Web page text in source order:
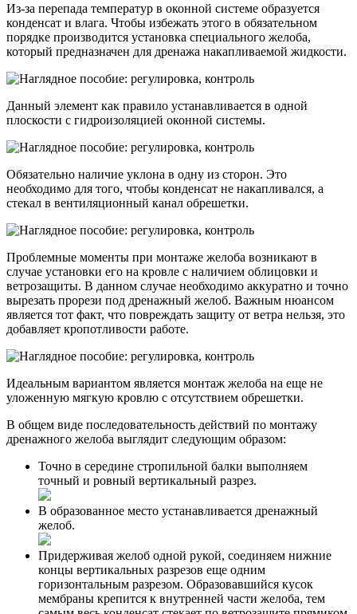
Из-за перепада температур в оконной системе образуется
конденсат и влага. Чтобы избежать этого в обязательном
порядке производится установка специального желоба,
который предназначен для дренажа накапливаемой жидкости.
Данный элемент как правило устанавливается в одной
плоскости с гидроизоляцией оконной системы.
Обязательно наличие уклона в одну из сторон. Это
необходимо для того, чтобы конденсат не накапливался, а
стекал в вентиляционный канал обрешетки.
Проблемные моменты при монтаже желоба возникают в
случае установки его на кровле с наличием облицовки и
ветрозащиты. В данном случае необходимо аккуратно и точно
вырезать прорези под дренажный желоб. Важным нюансом
является тот факт, что повреждать защиту от ветра нельзя, это
добавляет кропотливости работе.
Идеальным вариантом является монтаж желоба на еще не
уложенную мягкую кровлю с отсутствием обрешетки.
В общем виде последовательность действий по монтажу
дренажного желоба выглядит следующим образом:
Точно в середине стропильной балки выполняем
точный и ровный вертикальный разрез.
В образованное место устанавливается дренажный
желоб.
Придерживая желоб одной рукой, соединяем нижние
концы вертикальных разрезов еще одним
горизонтальным разрезом. Образовавшийся кусок
мембраны крепится к внутренней части желоба, тем